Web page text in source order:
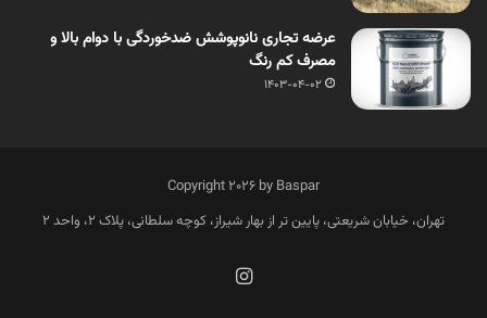
عرضه تجاری نانوپوشش ضدخوردگی با دوام بالا و
مصرف کم رنگ
1403-04-02
Copyright 2026 by Baspar
تهران، خیابان شریعتی، پایین تر از بهار شیراز، کوچه سلطانی، پلاک 2، واحد 2